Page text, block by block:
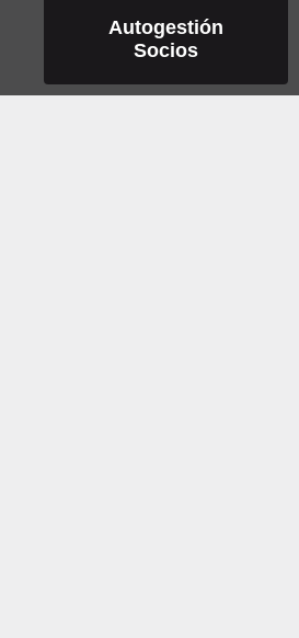
Autogestión
Socios